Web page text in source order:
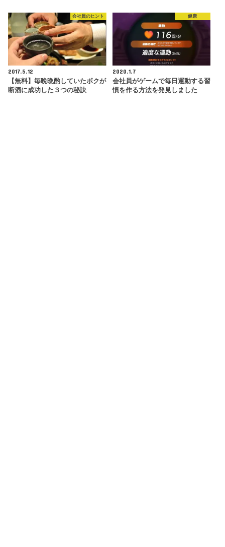
会社員のヒント
2017.5.12
【無料】毎晩晩酌していたボクが
断酒に成功した３つの秘訣
健康
2020.1.7
会社員がゲームで毎日運動する習
慣を作る方法を発見しました